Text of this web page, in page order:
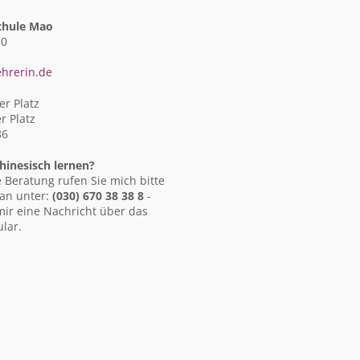
Mao
Platz
Platz
lernen?
Beratung rufen Sie mich bitte
unter: (030) 670 38 38 8 -
eine Nachricht über das